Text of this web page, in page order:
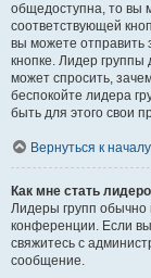
общедоступна, то вы
соответствующей
вы можете отправить
кнопке. Лидер группы
может спросить,
беспокойте лидера
быть для этого свои
Вернуться к началу
Как мне стать
Лидеры групп обычно
конференции. Если
свяжитесь с
сообщение.